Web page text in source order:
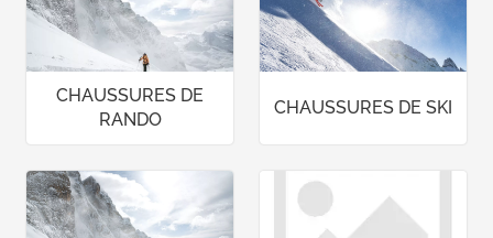
CHAUSSURES DE
RANDO
CHAUSSURES DE SKI